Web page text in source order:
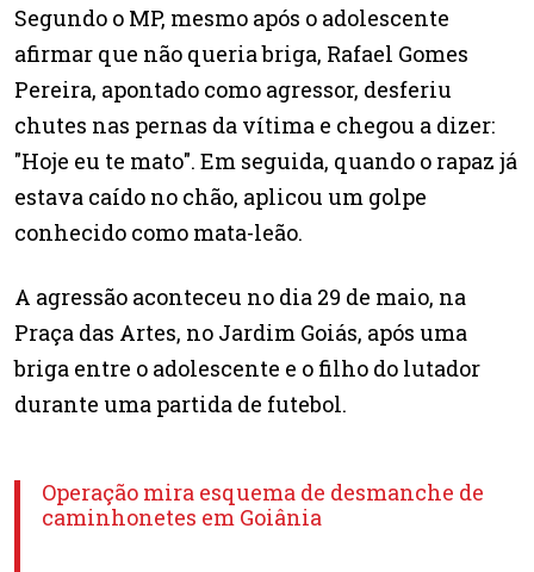
Segundo o MP, mesmo após o adolescente
afirmar que não queria briga, Rafael Gomes
Pereira, apontado como agressor, desferiu
chutes nas pernas da vítima e chegou a dizer:
"Hoje eu te mato". Em seguida, quando o rapaz já
estava caído no chão, aplicou um golpe
conhecido como mata-leão.
A agressão aconteceu no dia 29 de maio, na
Praça das Artes, no Jardim Goiás, após uma
briga entre o adolescente e o filho do lutador
durante uma partida de futebol.
Operação mira esquema de desmanche de
caminhonetes em Goiânia